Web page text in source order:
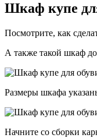
Шкаф купе
Посмотрите, как
А также такой шкаф
Размеры шкафа
Начните со сборки